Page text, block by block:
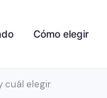
Cómo elegir
cuál elegir